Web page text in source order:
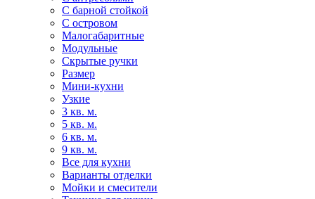
С барной стойкой
С островом
Малогабаритные
Модульные
Скрытые ручки
Размер
Мини-кухни
Узкие
3 кв. м.
5 кв. м.
6 кв. м.
9 кв. м.
Все для кухни
Варианты отделки
Мойки и смесители